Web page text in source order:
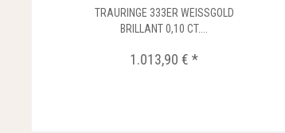
TRAURINGE 333ER WEISSGOLD
BRILLANT 0,10 CT....
1.013,90 € *